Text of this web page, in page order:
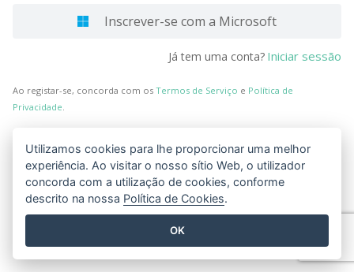
Inscrever-se com a Microsoft
Já tem uma conta? Iniciar sessão
Ao registar-se, concorda com os Termos de Serviço e Política de
Privacidade.
Utilizamos cookies para lhe proporcionar uma melhor
experiência. Ao visitar o nosso sítio Web, o utilizador
concorda com a utilização de cookies, conforme
descrito na nossa Política de Cookies.
OK